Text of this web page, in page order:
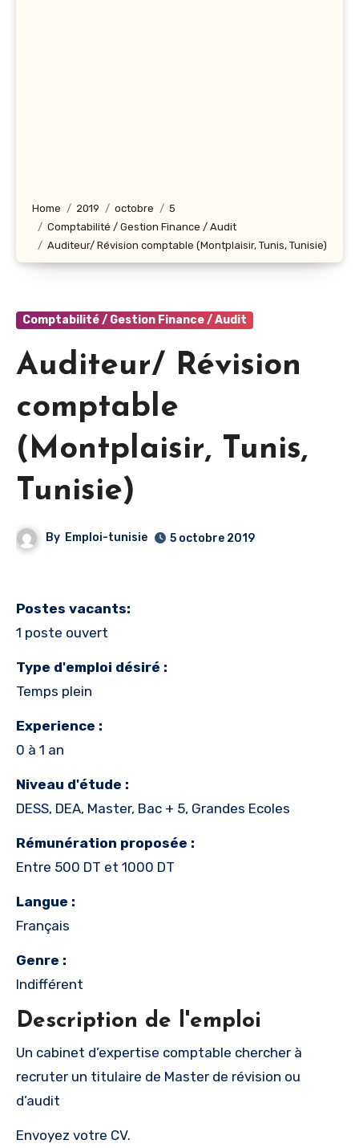
Home 2019 octobre
5
Comptabilité / Gestion Finance / Audit
Auditeur/ Révision comptable (Montplaisir, Tunis, Tunisie)
Comptabilité / Gestion Finance / Audit
Auditeur/ Révision
comptable
(Montplaisir, Tunis,
Tunisie)
By Emploi-tunisie 5 octobre 2019
Postes vacants:
1 poste ouvert
Type d'emploi désiré :
Temps plein
Experience :
0 à 1 an
Niveau d'étude :
DESS, DEA, Master, Bac + 5, Grandes Ecoles
Rémunération proposée :
Entre 500 DT et 1000 DT
Langue :
Français
Genre :
Indifférent
Description de l'emploi
Un cabinet d’expertise comptable chercher à
recruter un titulaire de Master de révision ou
d’audit
Envoyez votre CV.